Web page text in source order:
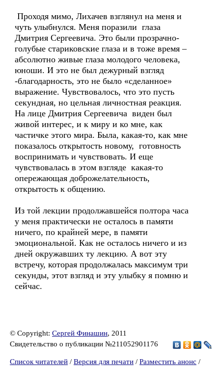
Проходя мимо, Лихачев взглянул на меня и
чуть улыбнулся. Меня поразили глаза
Дмитрия Сергеевича. Это были прозрачно-
голубые стариковские глаза и в тоже время –
абсолютно живые глаза молодого человека,
юноши. И это не был дежурный взгляд
-благодарность, это не было «сделанное»
выражение. Чувствовалось, что это пусть
секундная, но цельная личностная реакция.
На лице Дмитрия Сергеевича виден был
живой интерес, и к миру и ко мне, как
частичке этого мира. Была, какая-то, как мне
показалось открытость новому, готовность
воспринимать и чувствовать. И еще
чувствовалась в этом взгляде какая-то
опережающая доброжелательность,
открытость к общению.
Из той лекции продолжавшейся полтора часа
у меня практически не осталось в памяти
ничего, по крайней мере, в памяти
эмоциональной. Как не осталось ничего и из
дней окружавших ту лекцию. А вот эту
встречу, которая продолжалась максимум три
секунды, этот взгляд и эту улыбку я помню и
сейчас.
© Copyright: Сергей Финашин, 2011
Свидетельство о публикации №211052901176
Список читателей / Версия для печати / Разместить анонс /